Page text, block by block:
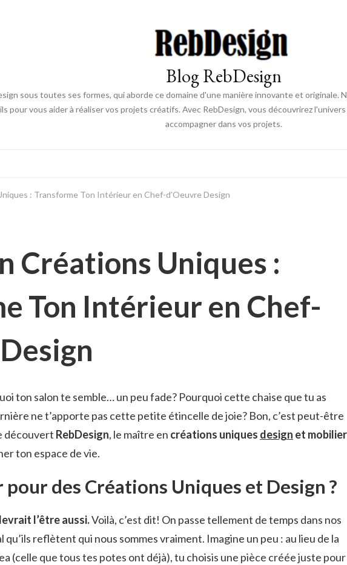
Blog RebDesign
sous toutes ses formes, qui aborde ce domaine d'une manière innovante et originale.
pour vous aider à réaliser vos projets créatifs. Avec RebDesign, vous découvrirez
accompagner dans vos projets.
: Transforme Ton Intérieur en Chef-d’Oeuvre Design
Créations Uniques :
Ton Intérieur en Chef-
ton salon te semble… un peu fade? Pourquoi cette chaise que tu as
ne t’apporte pas cette petite étincelle de joie? Bon, c’est peut-être
découvert RebDesign, le maître en créations uniques design et mobilier
ton espace de vie.
des Créations Uniques et Design ?
l’être aussi.Voilà, c’est dit! On passe tellement de temps dans nos
reflètent qui nous sommes vraiment. Imagine un peu : au lieu de la
(celle que tous tes potes ont déjà), tu choisis une pièce créée juste pour